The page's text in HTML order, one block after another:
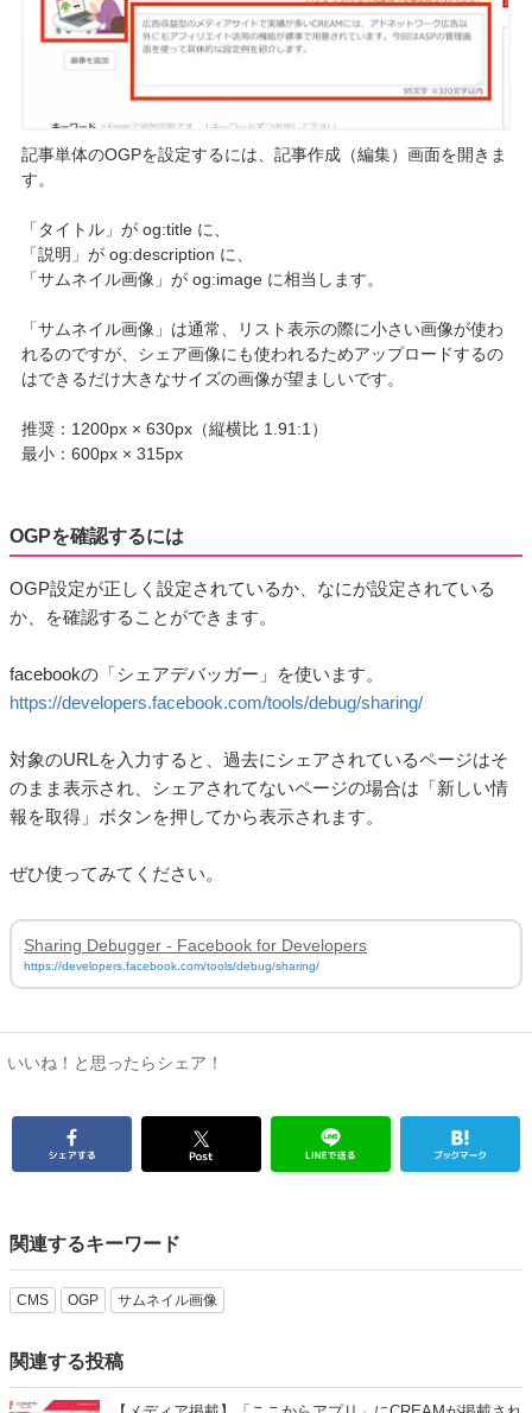
記事単体のOGPを設定するには、記事作成（編集）画面を開きま
す。
「タイトル」が og:title に、
「説明」が og:description に、
「サムネイル画像」が og:image に相当します。
「サムネイル画像」は通常、リスト表示の際に小さい画像が使わ
れるのですが、シェア画像にも使われるためアップロードするの
はできるだけ大きなサイズの画像が望ましいです。
推奨：1200px × 630px（縦横比 1.91:1）
最小：600px × 315px
OGPを確認するには
OGP設定が正しく設定されているか、なにが設定されている
か、を確認することができます。
facebookの「シェアデバッガー」を使います。
https://developers.facebook.com/tools/debug/sharing/
対象のURLを入力すると、過去にシェアされているページはそ
のまま表示され、シェアされてないページの場合は「新しい情
報を取得」ボタンを押してから表示されます。
ぜひ使ってみてください。
Sharing Debugger - Facebook for Developers
https://developers.facebook.com/tools/debug/sharing/
いいね！と思ったらシェア！
関連するキーワード
CMS OGP サムネイル画像
関連する投稿